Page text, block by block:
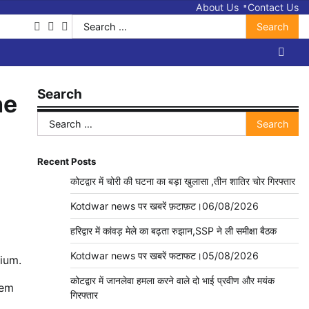
About Us Contact Us
facebook
twitter
youtube
Search
for:
Search
Search
for:
Recent Posts
कोटद्वार में चोरी की घटना का बड़ा खुलासा ,तीन शातिर चोर गिरफ्तार
Kotdwar news पर खबरें फ़टाफ़ट।06/08/2026
हरिद्वार में कांवड़ मेले का बढ़ता रुझान,SSP ने ली समीक्षा बैठक
Kotdwar news पर खबरें फटाफट।05/08/2026
कोटद्वार में जानलेवा हमला करने वाले दो भाई प्रवीण और मयंक
गिरफ्तार